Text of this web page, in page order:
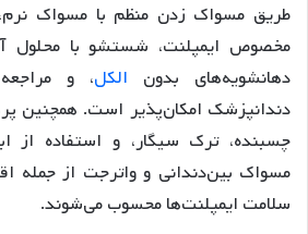
طریق مسواک زدن منظم با مسواک
مخصوص ایمپلنت، شستشو با محلول
دهانشویه‌های بدون الکل، و
دندانپزشک امکان‌پذیر است. همچنین
چسبنده، ترک سیگار، و استفاده از
مسواک بین‌دندانی و واترجت از جمله
سلامت ایمپلنت‌ها محسوب می‌شوند.